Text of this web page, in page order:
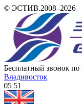
© ЭСТИВ.2008–2026
Бесплатный звонок
Владивосток
05:51